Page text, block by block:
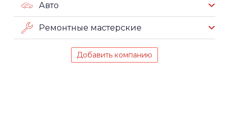
Авто
Ремонтные мастерские
Добавить компанию